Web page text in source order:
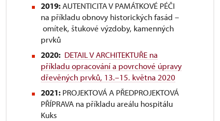
2019:AUTENTICITA V PAMÁTKOVÉ PÉČI
na příkladu obnovy historických fasád –
omítek, štukové výzdoby, kamenných
prvků
2020: DETAIL V ARCHITEKTUŘE na
příkladu opracování a povrchové úpravy
dřevěných prvků, 13.–15. května 2020
2021: PROJEKTOVÁ A PŘEDPROJEKTOVÁ
PŘÍPRAVA na příkladu areálu hospitálu
Kuks